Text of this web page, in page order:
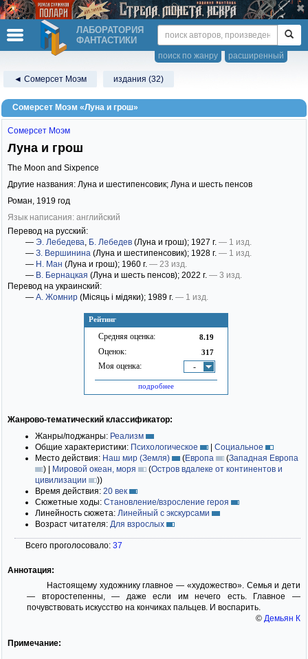
ЛАБОРАТОРИЯ
ФАНТАСТИКИ
расширенный
поиск по жанру
◄ Сомерсет Моэм издания (32)
Сомерсет Моэм «Луна и грош»
Рейтинг
Средняя оценка: 8.19
Оценок: 317
Моя оценка: -
подробнее
Сомерсет Моэм
Луна и грош
The Moon and Sixpence
Другие названия: Луна и шестипенсовик; Луна и шесть пенсов
Роман, 1919 год
Язык написания: английский
Перевод на русский:
— Э. Лебедева, Б. Лебедев (Луна и грош); 1927 г. — 1 изд.
— З. Вершинина (Луна и шестипенсовик); 1928 г. — 1 изд.
— Н. Ман (Луна и грош); 1960 г. — 23 изд.
— В. Бернацкая (Луна и шесть пенсов); 2022 г. — 3 изд.
Перевод на украинский:
— А. Жомнир (Місяць і мідяки); 1989 г. — 1 изд.
Жанрово-тематический классификатор:
Жанры/поджанры: Реализм
Общие характеристики: Психологическое | Социальное
Место действия: Наш мир (Земля) (Европа (Западная Европа
) | Мировой океан, моря (Остров вдалеке от континентов и
цивилизации
))
Время действия: 20 век
Сюжетные ходы: Становление/взросление героя
Линейность сюжета: Линейный с экскурсами
Возраст читателя: Для взрослых
Всего проголосовало: 37
Аннотация:
Настоящему художнику главное — «художество». Семья и дети
— второстепенны, — даже если им нечего есть. Главное —
почувствовать искусство на кончиках пальцев. И воспарить.
© Демьян К
Примечание: